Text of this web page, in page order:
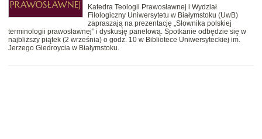
Katedra Teologii Prawosławnej i Wydział
Filologiczny Uniwersytetu w Białymstoku (UwB)
zapraszają na prezentację „Słownika polskiej
terminologii prawosławnej” i dyskusję panelową. Spotkanie odbędzie się w
najbliższy piątek (2 września) o godz. 10 w Bibliotece Uniwersyteckiej im.
Jerzego Giedroycia w Białymstoku.